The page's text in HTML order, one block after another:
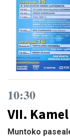
10:30
VII.
Muntoko